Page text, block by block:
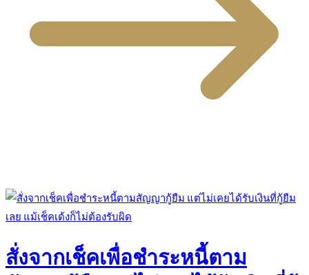
สั่งจากเช็คเพื่อชำระหนี้ตาม